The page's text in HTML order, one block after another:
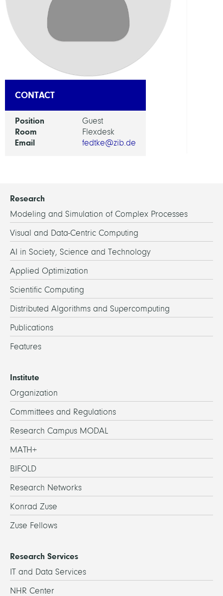
CONTACT
Position Guest
Room Flexdesk
Email fedtke@zib.de
Research
Modeling and Simulation of Complex Processes
Visual and Data-Centric Computing
AI in Society, Science and Technology
Applied Optimization
Scientific Computing
Distributed Algorithms and Supercomputing
Publications
Features
Institute
Organization
Committees and Regulations
Research Campus MODAL
MATH+
BIFOLD
Research Networks
Konrad Zuse
Zuse Fellows
Research Services
IT and Data Services
NHR Center